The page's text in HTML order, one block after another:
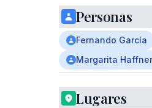
Personas
Fernando García
Margarita Haffner
Lugares